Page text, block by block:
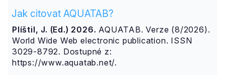
Jak citovat AQUATAB?
Plíštil, J. (Ed.) 2026. AQUATAB. Verze (8/2026).
World Wide Web electronic publication. ISSN
3029-8792. Dostupné z:
https://www.aquatab.net/.